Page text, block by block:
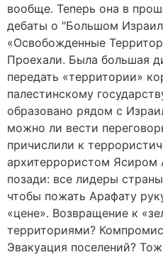
вообще. Теперь она в
дебаты о "Большом
«Освобожденные
Проехали. Была большая
передать «территории»
палестинскому
образовано рядом с
можно ли вести
причислили к
архитеррористом Ясиром
позади: все лидеры
чтобы пожать Арафату
«цене». Возвращение к
территориями?
Эвакуация поселений?